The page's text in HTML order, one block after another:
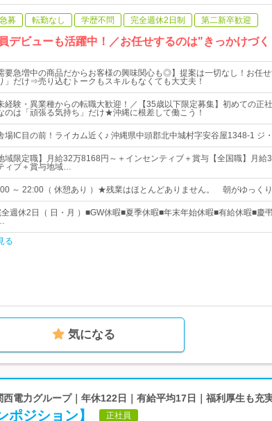
急募 転勤なし 学歴不問 完全週休2日制 第二新卒歓迎
デビューも活躍中！／お任せするのは"きっかけづ
要急増中の商品だからお客様の興味関心も◎】提案は一切なし！お任
」だけ⇒売り込むトークもスキルもなくても大丈夫！
経験・異業種からの転職大歓迎！／【35歳以下限定募集】初めての正
のは「頑張る気持ち」だけ★沖縄に根差して働こう！
場IC目の前！ライカム近く♪ 沖縄県中頭郡北中城村字安谷屋1348-1 ジ
域限定職】月給32万8168円～＋インセンティブ＋賞与【全国職】月給
ィブ＋賞与地域…
～ 22:00（ 休憩あり ）★残業はほとんどありません。 朝がゆっ
週休2日（ 日・月 ）■GW休暇■夏季休暇■年末年始休暇■有給休暇■慶
る
気になる
電力グループ｜年休122日｜有給平均17日｜福利厚生も充
ポジション】 正社員